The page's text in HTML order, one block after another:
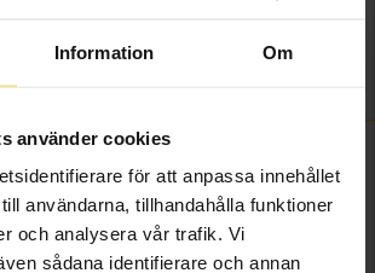
Information Om
använder cookies
för att anpassa innehållet
användarna, tillhandahålla funktioner
och analysera vår trafik. Vi
sådana identifierare och annan
Guldfynd
SOM